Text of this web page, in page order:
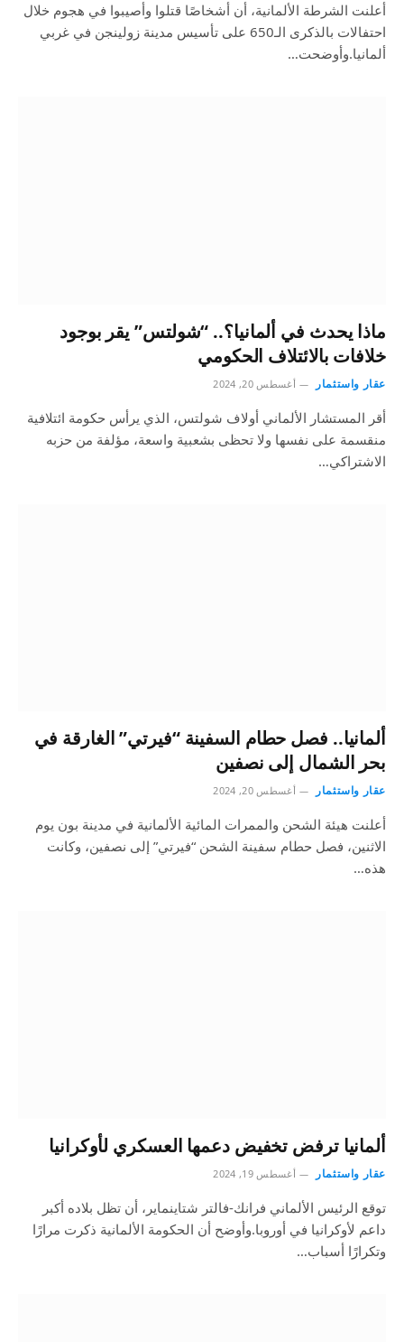
أعلنت الشرطة الألمانية، أن أشخاصًا قتلوا وأصيبوا في هجوم خلال
احتفالات بالذكرى الـ650 على تأسيس مدينة زولينجن في غربي
ألمانيا.وأوضحت…
ماذا يحدث في ألمانيا؟.. “شولتس” يقر بوجود
خلافات بالائتلاف الحكومي
عقار واستثمار أغسطس 20, 2024
أقر المستشار الألماني أولاف شولتس، الذي يرأس حكومة ائتلافية
منقسمة على نفسها ولا تحظى بشعبية واسعة، مؤلفة من حزبه
الاشتراكي…
ألمانيا.. فصل حطام السفينة “فيرتي” الغارقة في
بحر الشمال إلى نصفين
عقار واستثمار أغسطس 20, 2024
أعلنت هيئة الشحن والممرات المائية الألمانية في مدينة بون يوم
الاثنين، فصل حطام سفينة الشحن “فيرتي” إلى نصفين، وكانت
هذه…
ألمانيا ترفض تخفيض دعمها العسكري لأوكرانيا
عقار واستثمار أغسطس 19, 2024
توقع الرئيس الألماني فرانك-فالتر شتاينماير، أن تظل بلاده أكبر
داعم لأوكرانيا في أوروبا.وأوضح أن الحكومة الألمانية ذكرت مرارًا
وتكرارًا أسباب…